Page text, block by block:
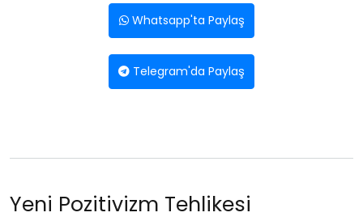
Whatsapp'ta Paylaş
Telegram'da Paylaş
Yeni Pozitivizm Tehlikesi